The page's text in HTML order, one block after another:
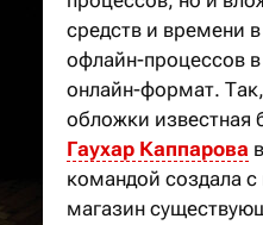
средств и времени
офлайн-процессов
онлайн-формат.
обложки известная
Гаухар Каппарова
командой создала с
магазин